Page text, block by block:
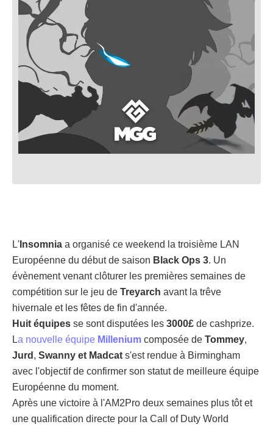
L' Insomnia a organisé ce weekend la troisième LAN
Européenne du début de saison Black Ops 3. Un
évènement venant clôturer les premières semaines de
compétition sur le jeu de Treyarch avant la trêve
hivernale et les fêtes de fin d'année.
Huit équipes se sont disputées les 3000£ de cashprize.
La nouvelle équipe Millenium composée de Tommey,
Jurd , Swanny et Madcat s'est rendue à Birmingham
avec l'objectif de confirmer son statut de meilleure équipe
Européenne du moment.
Après une victoire à l'AM2Pro deux semaines plus tôt et
une qualification directe pour la Call of Duty World